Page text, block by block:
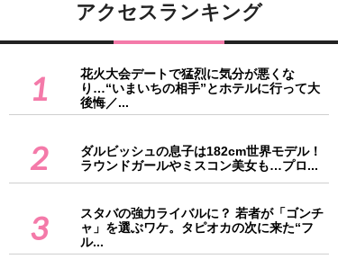
アクセスランキング
1
花火大会デートで猛烈に気分が悪くな
り…“いまいちの相手”とホテルに行って大
後悔／...
2
ダルビッシュの息子は182cm世界モデル！
ラウンドガールやミスコン美女も…プロ...
3
スタバの強力ライバルに？ 若者が「ゴンチ
ャ」を選ぶワケ。タピオカの次に来た“フ
ル...